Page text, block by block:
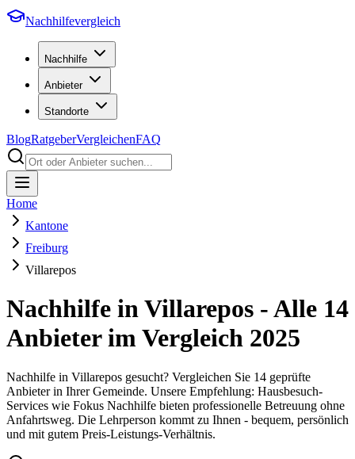
Nachhilfevergleich
Nachhilfe
Anbieter
Standorte
BlogRatgeberVergleichenFAQ
Home
Kantone
Freiburg
Villarepos
Nachhilfe inVillarepos - Alle 14
Anbieter im Vergleich 2025
Nachhilfe in Villarepos gesucht? Vergleichen Sie 14 geprüfte
Anbieter in Ihrer Gemeinde. Unsere Empfehlung: Hausbesuch-
Services wie Fokus Nachhilfe bieten professionelle Betreuung ohne
Anfahrtsweg. Die Lehrperson kommt zu Ihnen - bequem, persönlich
und mit gutem Preis-Leistungs-Verhältnis.